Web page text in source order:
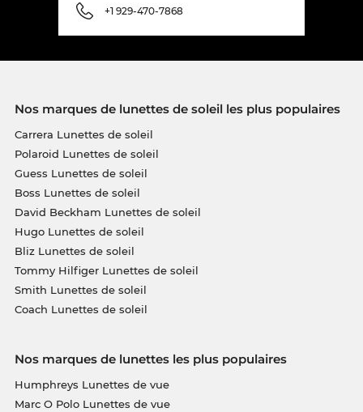
+1 929-470-7868
Nos marques de lunettes de soleil les plus populaires
Carrera Lunettes de soleil
Polaroid Lunettes de soleil
Guess Lunettes de soleil
Boss Lunettes de soleil
David Beckham Lunettes de soleil
Hugo Lunettes de soleil
Bliz Lunettes de soleil
Tommy Hilfiger Lunettes de soleil
Smith Lunettes de soleil
Coach Lunettes de soleil
Nos marques de lunettes les plus populaires
Humphreys Lunettes de vue
Marc O Polo Lunettes de vue